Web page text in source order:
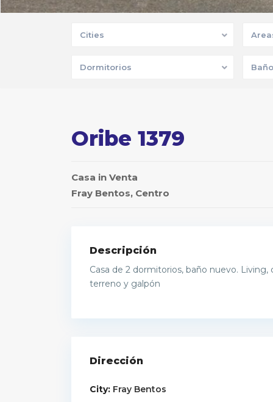
Cities
Dormitorios
Oribe 1379
Casa in Venta
Fray Bentos, Centro
Descripción
Casa de 2 dormitorios, baño nuevo.
terreno y galpón
Dirección
City: Fray Bentos